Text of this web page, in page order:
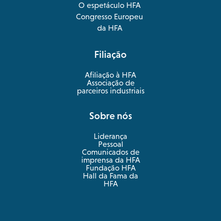
O espetáculo HFA
opens
in
a
tab
Congresso Europeu
da HFA
opens
new
tab
Filiação
Afiliação à HFA
Associação de
parceiros industriais
Sobre nós
Liderança
Pessoal
Comunicados de
imprensa da HFA
Fundação HFA
Hall da Fama da
HFA